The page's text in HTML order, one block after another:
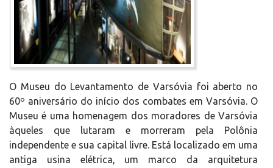
O Museu do Levantamento de Varsóvia foi aberto no
60º aniversário do início dos combates em Varsóvia. O
Museu é uma homenagem dos moradores de Varsóvia
àqueles que lutaram e morreram pela Polônia
independente e sua capital livre. Está localizado em uma
antiga usina elétrica, um marco da arquitetura